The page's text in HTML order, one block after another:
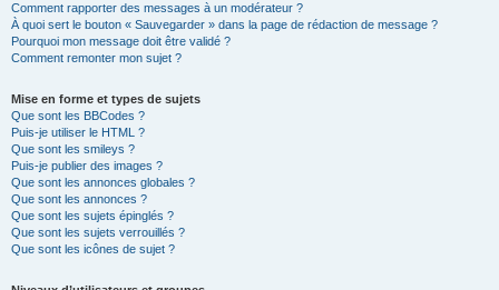
Comment rapporter des messages à un modérateur ?
À quoi sert le bouton « Sauvegarder » dans la page de rédaction de message ?
Pourquoi mon message doit être validé ?
Comment remonter mon sujet ?
Mise en forme et types de sujets
Que sont les BBCodes ?
Puis-je utiliser le HTML ?
Que sont les smileys ?
Puis-je publier des images ?
Que sont les annonces globales ?
Que sont les annonces ?
Que sont les sujets épinglés ?
Que sont les sujets verrouillés ?
Que sont les icônes de sujet ?